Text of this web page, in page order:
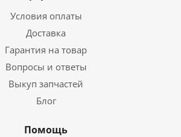
Условия оплаты
Доставка
Гарантия на товар
Вопросы и ответы
Выкуп запчастей
Блог
Помощь